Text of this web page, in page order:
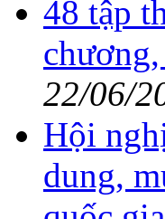
48 tập
22/06/
Hội
dung,